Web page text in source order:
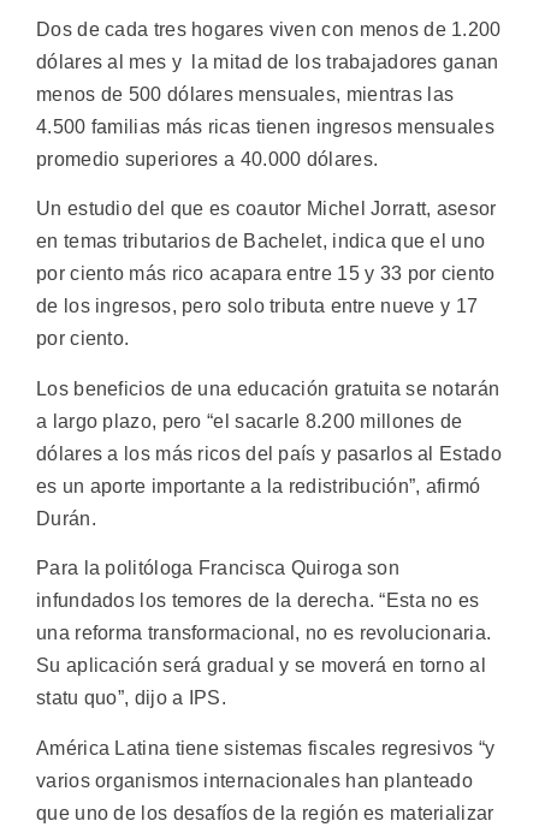
Dos de cada tres hogares viven con menos de 1.200
dólares al mes y la mitad de los trabajadores ganan
menos de 500 dólares mensuales, mientras las
4.500 familias más ricas tienen ingresos mensuales
promedio superiores a 40.000 dólares.
Un estudio del que es coautor Michel Jorratt, asesor
en temas tributarios de Bachelet, indica que el uno
por ciento más rico acapara entre 15 y 33 por ciento
de los ingresos, pero solo tributa entre nueve y 17
por ciento.
Los beneficios de una educación gratuita se notarán
a largo plazo, pero “el sacarle 8.200 millones de
dólares a los más ricos del país y pasarlos al Estado
es un aporte importante a la redistribución”, afirmó
Durán.
Para la politóloga Francisca Quiroga son
infundados los temores de la derecha. “Esta no es
una reforma transformacional, no es revolucionaria.
Su aplicación será gradual y se moverá en torno al
statu quo”, dijo a IPS.
América Latina tiene sistemas fiscales regresivos “y
varios organismos internacionales han planteado
que uno de los desafíos de la región es materializar